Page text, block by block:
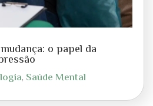
o papel da
, Saúde Mental